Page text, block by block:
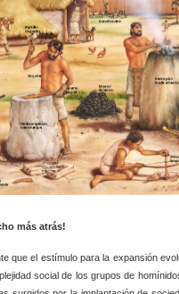
más atrás!
que el estímulo para la expansión
social de los grupos de